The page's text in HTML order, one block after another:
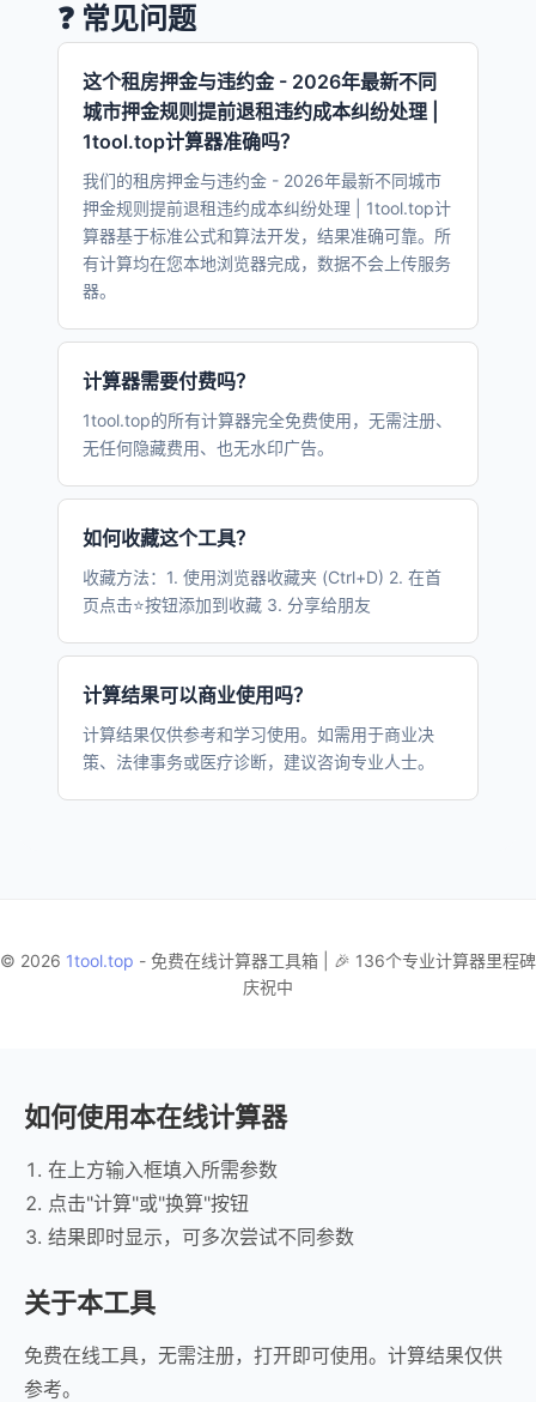
❓ 常见问题
这个租房押金与违约金 - 2026年最新不同
城市押金规则提前退租违约成本纠纷处理 |
1tool.top计算器准确吗？
我们的租房押金与违约金 - 2026年最新不同城市
押金规则提前退租违约成本纠纷处理 | 1tool.top计
算器基于标准公式和算法开发，结果准确可靠。所
有计算均在您本地浏览器完成，数据不会上传服务
器。
计算器需要付费吗？
1tool.top的所有计算器完全免费使用，无需注册、
无任何隐藏费用、也无水印广告。
如何收藏这个工具？
收藏方法：1. 使用浏览器收藏夹 (Ctrl+D) 2. 在首
页点击⭐按钮添加到收藏 3. 分享给朋友
计算结果可以商业使用吗？
计算结果仅供参考和学习使用。如需用于商业决
策、法律事务或医疗诊断，建议咨询专业人士。
© 2026 1tool.top - 免费在线计算器工具箱 | 🎉 136个专业计算器里程碑
庆祝中
如何使用本在线计算器
在上方输入框填入所需参数
点击"计算"或"换算"按钮
结果即时显示，可多次尝试不同参数
关于本工具
免费在线工具，无需注册，打开即可使用。计算结果仅供
参考。